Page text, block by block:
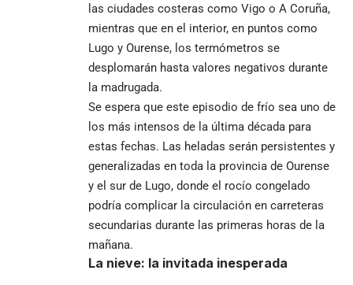
las ciudades costeras como Vigo o A Coruña,
mientras que en el interior, en puntos como
Lugo y Ourense, los termómetros se
desplomarán hasta valores negativos durante
la madrugada.
Se espera que este episodio de frío sea uno de
los más intensos de la última década para
estas fechas. Las heladas serán persistentes y
generalizadas en toda la provincia de Ourense
y el sur de Lugo, donde el rocío congelado
podría complicar la circulación en carreteras
secundarias durante las primeras horas de la
mañana.
La nieve: la invitada inesperada